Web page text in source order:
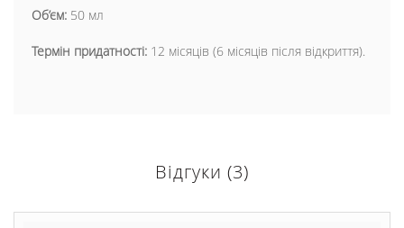
Об’єм: 50 мл
Термін придатності: 12 місяців (6 місяців після відкриття).
Відгуки (3)